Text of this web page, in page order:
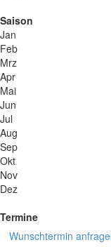
Saison
Jan
Feb
Mrz
Apr
Mai
Jun
Jul
Aug
Sep
Okt
Nov
Dez
Termine
Wunschtermin